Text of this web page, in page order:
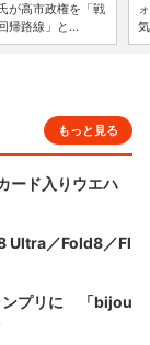
が高市政権を「戦
帰路線」と...
もっと見る
ード入りウエハ
Ultra／Fold8／Fl
ンプリに 「bijou